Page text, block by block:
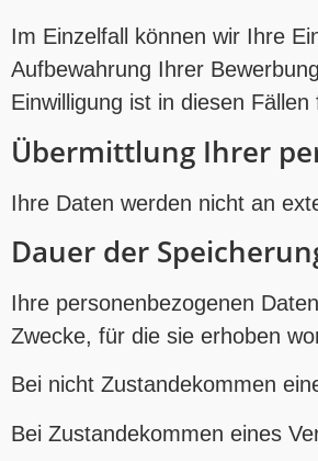
Im Einzelfall können wir Ihre
Aufbewahrung Ihrer
Einwilligung ist in diesen
Übermittlung Ihrer
Ihre Daten werden nicht an
Dauer der
Ihre personenbezogenen
Zwecke, für die sie erhoben
Bei nicht Zustandekommen
Bei Zustandekommen eines